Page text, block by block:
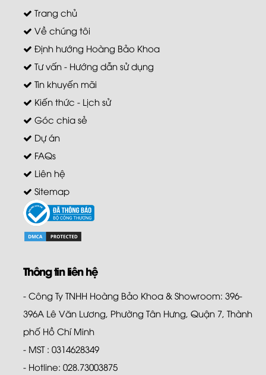
Trang chủ
Về chúng tôi
Định hướng Hoàng Bảo Khoa
Tư vấn - Hướng dẫn sử dụng
Tin khuyến mãi
Kiến thức - Lịch sử
Góc chia sẻ
Dự án
FAQs
Liên hệ
Sitemap
Thông tin liên hệ
- Công Ty TNHH Hoàng Bảo Khoa & Showroom: 396-
396A Lê Văn Lương, Phường Tân Hưng, Quận 7, Thành
phố Hồ Chí Minh
- MST : 0314628349
- Hotline: 028.73003875